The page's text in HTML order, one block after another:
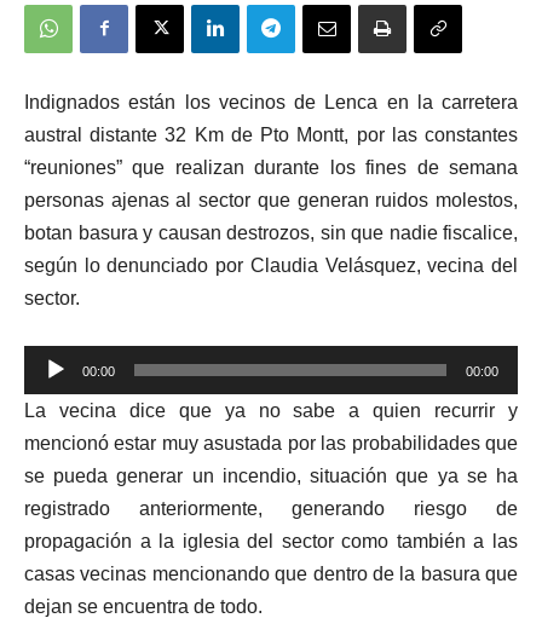
Indignados están los vecinos de Lenca en la carretera
austral distante 32 Km de Pto Montt, por las constantes
“reuniones” que realizan durante los fines de semana
personas ajenas al sector que generan ruidos molestos,
botan basura y causan destrozos, sin que nadie fiscalice,
según lo denunciado por Claudia Velásquez, vecina del
sector.
Reproductor
de
audio
00:00 00:00
La vecina dice que ya no sabe a quien recurrir y
mencionó estar muy asustada por las probabilidades que
se pueda generar un incendio, situación que ya se ha
registrado anteriormente, generando riesgo de
propagación a la iglesia del sector como también a las
casas vecinas mencionando que dentro de la basura que
dejan se encuentra de todo.